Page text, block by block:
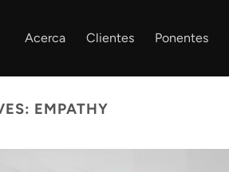
Acerca Clientes Ponentes
EMPATHY